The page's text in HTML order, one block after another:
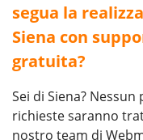
segua la
Siena con
gratuita?
Sei di Siena?
richieste saranno
nostro team di